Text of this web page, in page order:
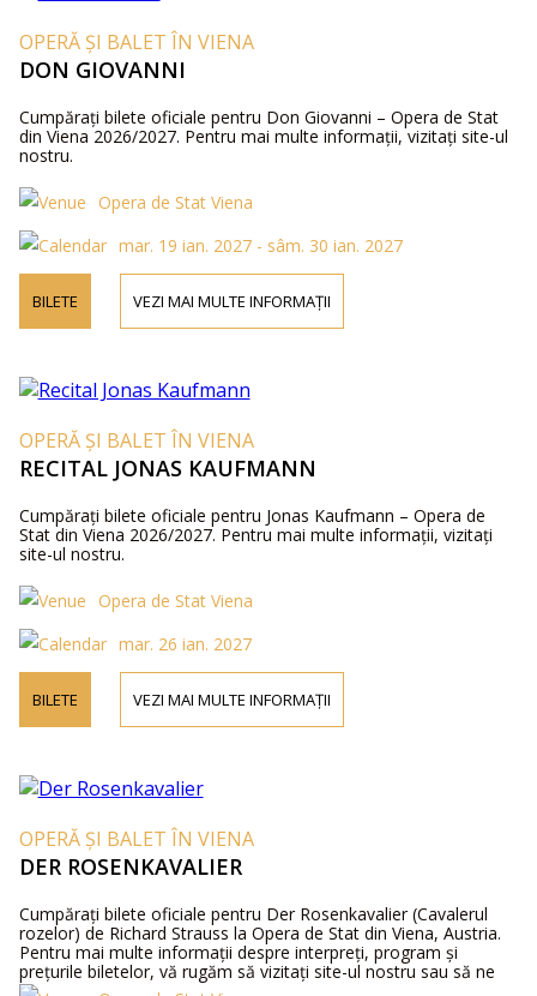
OPERĂ ȘI BALET ÎN VIENA
DON GIOVANNI
Cumpărați bilete oficiale pentru Don Giovanni – Opera de Stat
din Viena 2026/2027. Pentru mai multe informații, vizitați site-ul
nostru.
Opera de Stat Viena
mar. 19 ian. 2027 - sâm. 30 ian. 2027
BILETE VEZI MAI MULTE INFORMAȚII
OPERĂ ȘI BALET ÎN VIENA
RECITAL JONAS KAUFMANN
Cumpărați bilete oficiale pentru Jonas Kaufmann – Opera de
Stat din Viena 2026/2027. Pentru mai multe informații, vizitați
site-ul nostru.
Opera de Stat Viena
mar. 26 ian. 2027
BILETE VEZI MAI MULTE INFORMAȚII
OPERĂ ȘI BALET ÎN VIENA
DER ROSENKAVALIER
Cumpărați bilete oficiale pentru Der Rosenkavalier (Cavalerul
rozelor) de Richard Strauss la Opera de Stat din Viena, Austria.
Pentru mai multe informații despre interpreți, program și
prețurile biletelor, vă rugăm să vizitați site-ul nostru sau să ne
contactați telefonic.